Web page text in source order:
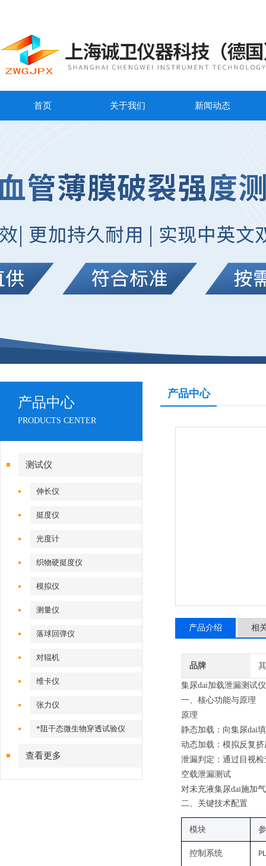
首页 关于我们 新闻动态
产品中心
PRODUCTS CENTER
测试仪
伸长仪
挺度仪
光度计
织物硬挺度仪
模拟仪
测量仪
落球回弹仪
对辊机
维卡仪
张力仪
*阻干态微生物穿透试验仪
查看更多
产品中心
产品介绍 相
品牌
集尿dai加载泄漏测试仪
一、核心功能与原理
原理
静态加载 ：向集尿dai
动态加载 ：模拟反复
泄漏判定 ：通过目视
空载泄漏测试
对未充液集尿dai施加
二、关键技术配置
模块
控制系统